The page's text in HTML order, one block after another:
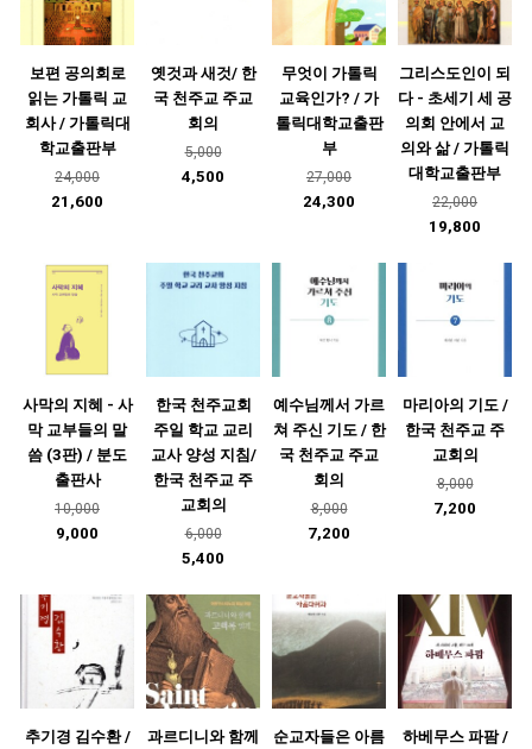
보편 공의회로
읽는 가톨릭 교
회사 / 가톨릭대
학교출판부
24,000
21,600
옛것과 새것/ 한
국 천주교 주교
회의
5,000
4,500
무엇이 가톨릭
교육인가? / 가
톨릭대학교출판
부
27,000
24,300
그리스도인이 되
다 - 초세기 세 공
의회 안에서 교
의와 삶 / 가톨릭
대학교출판부
22,000
19,800
사막의 지혜 - 사
막 교부들의 말
씀 (3판) / 분도
출판사
10,000
9,000
한국 천주교회
주일 학교 교리
교사 양성 지침/
한국 천주교 주
교회의
6,000
5,400
예수님께서 가르
쳐 주신 기도 / 한
국 천주교 주교
회의
8,000
7,200
마리아의 기도 /
한국 천주교 주
교회의
8,000
7,200
추기경 김수환 /
과르디니와 함께
순교자들은 아름
하베무스 파팜 /